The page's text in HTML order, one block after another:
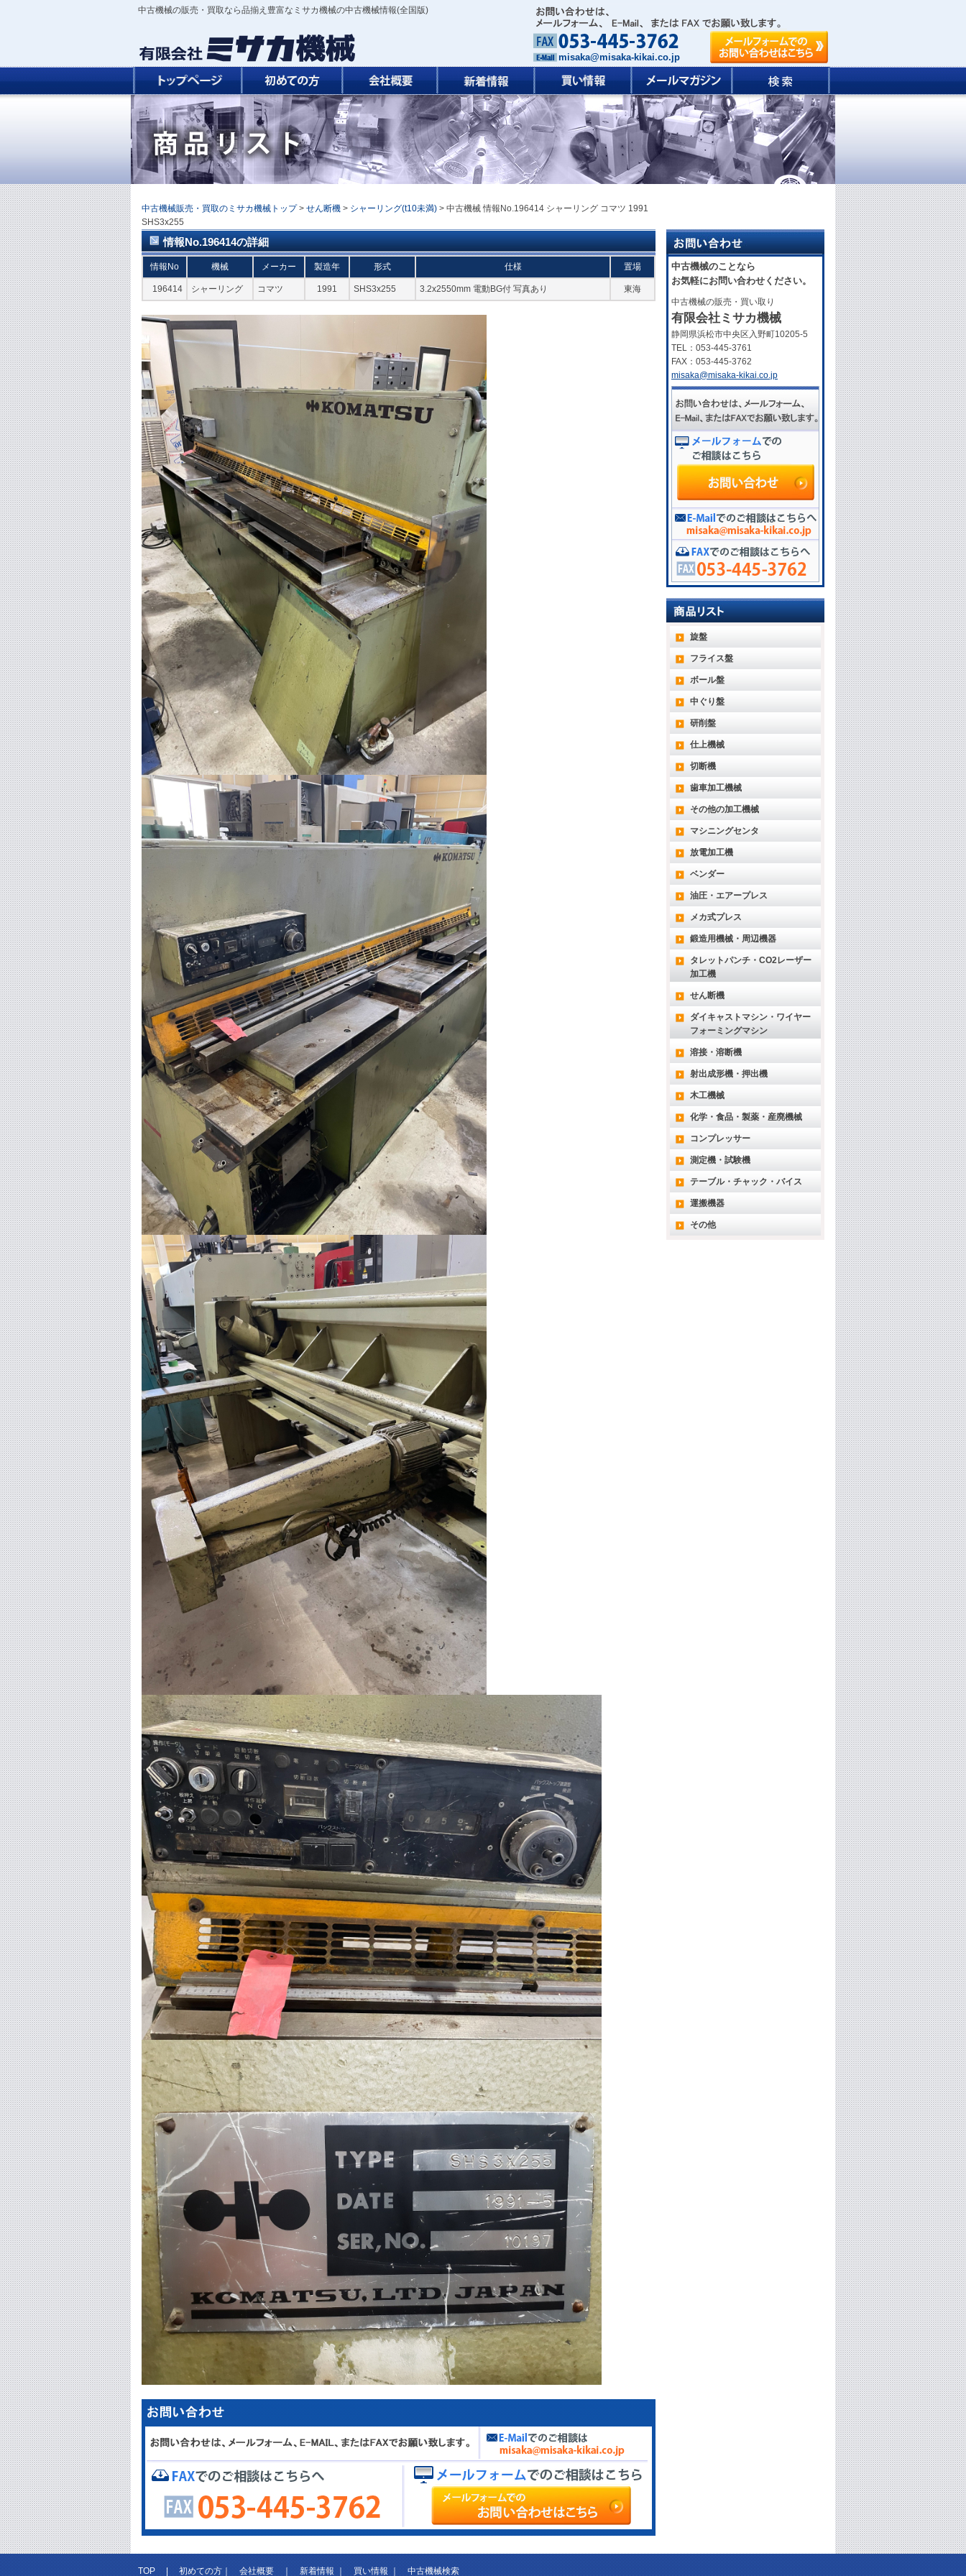
中古機械の販売・買取なら品揃え豊富なミサカ機械の中古機械情報(全国版)
misaka@misaka-kikai.co.jp
中古機械販売・買取のミサカ機械トップ > せん断機 > シャーリング(t10未満) > 中古機械 情報No.196414 シャーリング コマツ 1991
SHS3x255
情報No.196414の詳細
情報No 機械 メーカー 製造年 形式 仕様 置場
196414 シャーリング コマツ 1991 SHS3x255 3.2x2550mm 電動BG付 写真あり 東海
中古機械のことなら
お気軽にお問い合わせください。
中古機械の販売・買い取り
有限会社ミサカ機械
静岡県浜松市中央区入野町10205-5
TEL：053-445-3761
FAX：053-445-3762
misaka@misaka-kikai.co.jp
旋盤
フライス盤
ボール盤
中ぐり盤
研削盤
仕上機械
切断機
歯車加工機械
その他の加工機械
マシニングセンタ
放電加工機
ベンダー
油圧・エアープレス
メカ式プレス
鍛造用機械・周辺機器
タレットパンチ・CO2レーザー
加工機
せん断機
ダイキャストマシン・ワイヤー
フォーミングマシン
溶接・溶断機
射出成形機・押出機
木工機械
化学・食品・製薬・産廃機械
コンプレッサー
測定機・試験機
テーブル・チャック・バイス
運搬機器
その他
TOP|初めての方｜会社概要｜新着情報｜買い情報｜中古機械検索